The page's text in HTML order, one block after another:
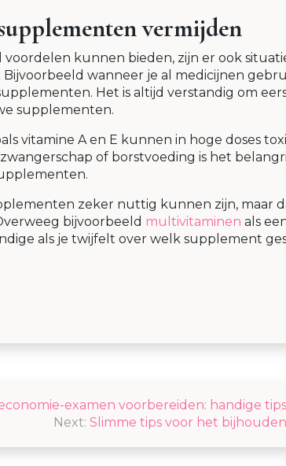
vermijden
kunnen bieden, zijn er ook
wanneer je al medicijnen
Het is altijd verstandig om
supplementen.
vitamine A en E kunnen in hoge doses
of borstvoeding is het
zeker nuttig kunnen zijn, maar
bijvoorbeeld multivitaminen als
als je twijfelt over welk supplement
examen voorbereiden: handige tips
Next: Slimme tips voor het